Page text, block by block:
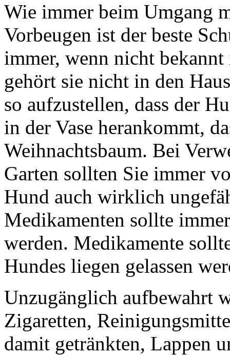
Wie immer beim Umgang
Vorbeugen ist der beste
immer, wenn nicht
gehört sie nicht in den
so aufzustellen, dass der
in der Vase herankommt,
Weihnachtsbaum. Bei
Garten sollten Sie immer
Hund auch wirklich
Medikamenten sollte
werden. Medikamente
Hundes liegen gelassen
Unzugänglich aufbewahrt
Zigaretten,
damit getränkten, Lappen